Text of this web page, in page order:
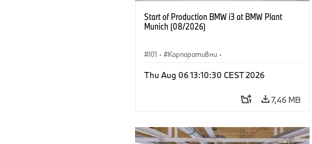
Start of Production BMW i3 at BMW Plant
Munich (08/2026)
I01 · Корпоративни ·
Локации
Thu Aug 06 13:10:30 CEST 2026
7,46 MB